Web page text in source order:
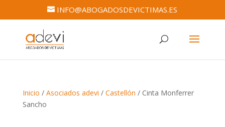
INFO@ABOGADOSDEVICTIMAS.ES
Inicio / Asociados adevi / Castellón / Cinta Monferrer
Sancho